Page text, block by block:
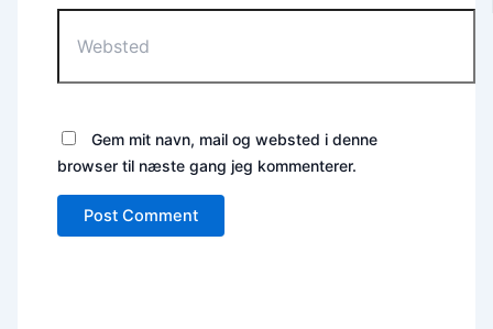
Gem mit navn, mail og websted i denne
browser til næste gang jeg kommenterer.